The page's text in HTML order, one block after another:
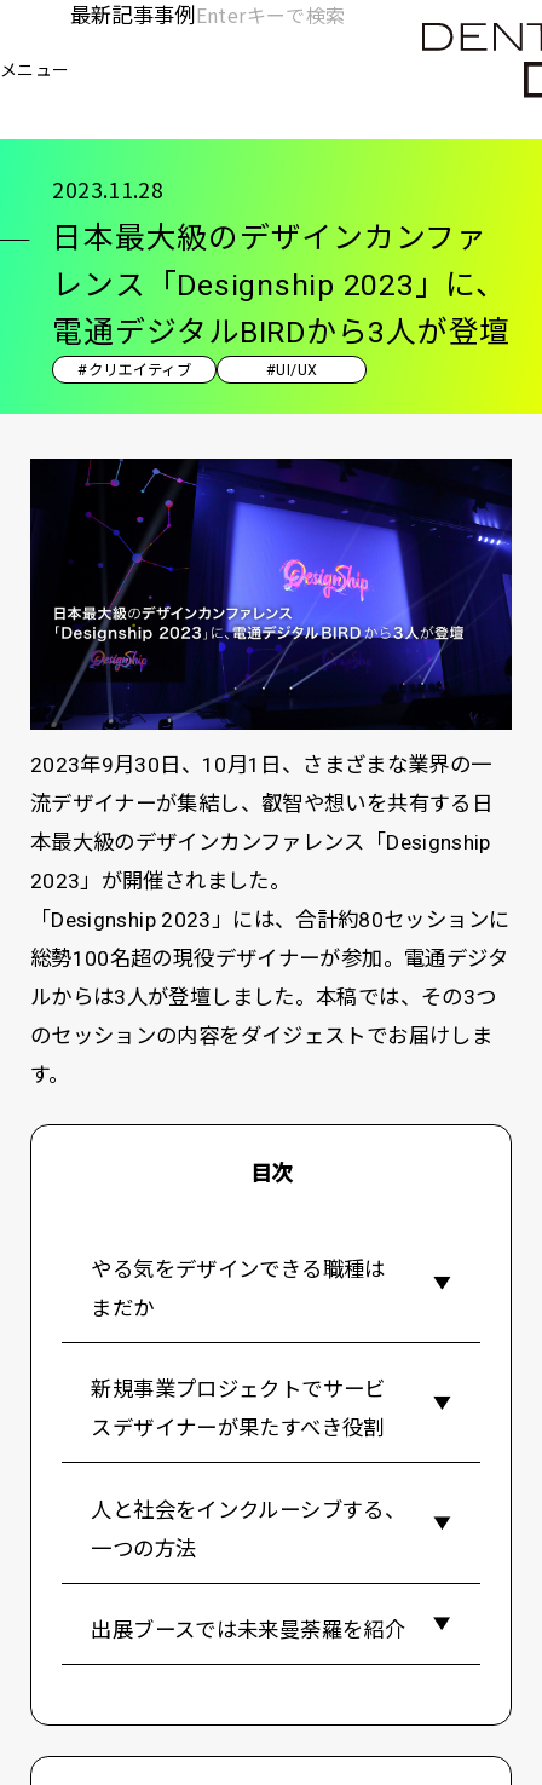
ン
ン
ツ
メニュー
[KC]
-
メ
イ
最新記事事例
検
索
日
日本最大級のデザインカンファ
レンス「Designship 2023」に、
電通デジタルBIRDから3人が登壇
2023.11.28
#クリエイティブ #UI/UX
2023年9月30日、10月1日、さまざまな業界の一
流デザイナーが集結し、叡智や想いを共有する日
本最大級のデザインカンファレンス「Designship
2023」が開催されました。
「Designship 2023」には、合計約80セッションに
総勢100名超の現役デザイナーが参加。電通デジタ
ルからは3人が登壇しました。本稿では、その3つ
のセッションの内容をダイジェストでお届けしま
す。
目次
やる気をデザインできる職種は
まだか
新規事業プロジェクトでサービ
スデザイナーが果たすべき役割
人と社会をインクルーシブする、
一つの方法
出展ブースでは未来曼荼羅を紹介